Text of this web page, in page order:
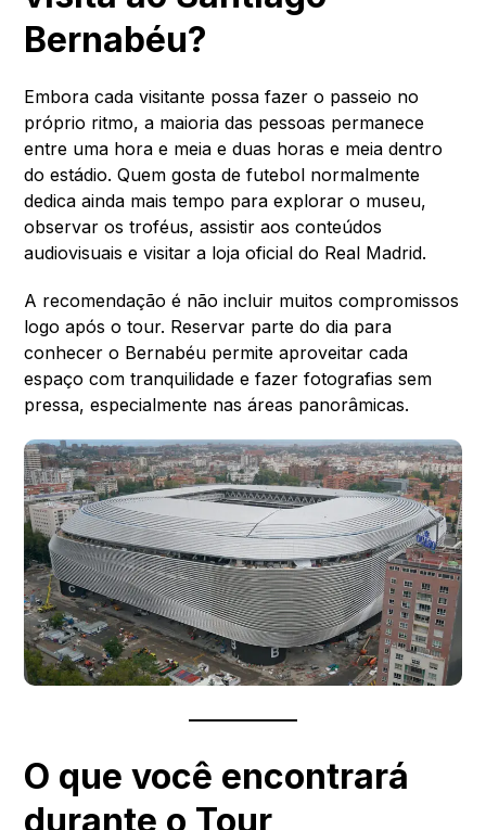
Bernabéu?
Embora cada visitante possa fazer o passeio no
próprio ritmo, a maioria das pessoas permanece
entre uma hora e meia e duas horas e meia dentro
do estádio. Quem gosta de futebol normalmente
dedica ainda mais tempo para explorar o museu,
observar os troféus, assistir aos conteúdos
audiovisuais e visitar a loja oficial do Real Madrid.
A recomendação é não incluir muitos compromissos
logo após o tour. Reservar parte do dia para
conhecer o Bernabéu permite aproveitar cada
espaço com tranquilidade e fazer fotografias sem
pressa, especialmente nas áreas panorâmicas.
O que você encontrará
durante o Tour